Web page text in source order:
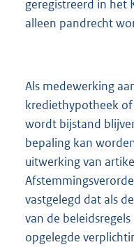
geregistreerd in het
alleen pandrecht
Als medewerking
krediethypotheek
wordt bijstand
bepaling kan
uitwerking van
vastgelegd dat als
van de
opgelegde